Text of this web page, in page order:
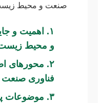
۱. اهمیت و
و محیط
۲.
فناوری
۳. موضوعات